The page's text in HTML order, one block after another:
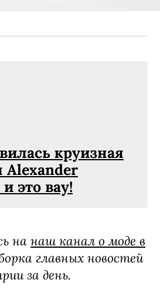
круизная
Alexander
это вау!
на наш канал о моде в
главных новостей
за день.